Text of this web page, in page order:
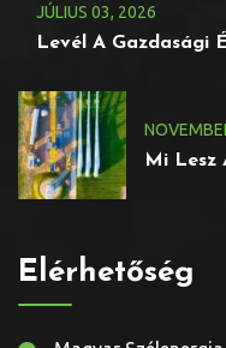
JÚLIUS 03, 2026
Levél A Gazdasági
Mi Lesz
Elérhetőség